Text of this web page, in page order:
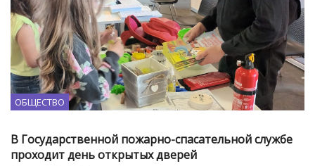
ОБЩЕСТВО
В Государственной пожарно-спасательной службе
проходит день открытых дверей